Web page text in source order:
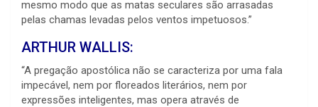
mesmo modo que as matas seculares são arrasadas
pelas chamas levadas pelos ventos impetuosos.”
ARTHUR WALLIS:
“A pregação apostólica não se caracteriza por uma fala
impecável, nem por floreados literários, nem por
expressões inteligentes, mas opera através de